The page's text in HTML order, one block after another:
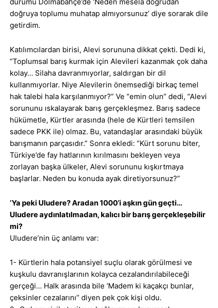
doğruya toplumu muhatap almıyorsunuz’ diye sorarak dile
getirdim.
Katılımcılardan birisi, Alevi sorununa dikkat çekti. Dedi ki,
“Toplumsal barış kurmak için Alevileri kazanmak çok daha
kolay… Silaha davranmıyorlar, saldırgan bir dil
kullanmıyorlar. Niye Alevilerin önemsediği birkaç temel
hak talebi hala karşılanmıyor?” Ve “emin olun” dedi, “Alevi
sorununu ıskalayarak barış gerçekleşmez. Barış sadece
hükümetle, Kürtler arasında (hele de Kürtleri temsilen
sadece PKK ile) olmaz. Bu, vatandaşlar arasındaki büyük
barışmanın parçasıdır.” Sonra ekledi: “Kürt sorunu biter,
Türkiye’de fay hatlarının kırılmasını bekleyen veya
zorlayan başka ülkeler, Alevi sorununu kışkırtmaya
başlarlar. Neden bu konuda ayak diretiyorsunuz?”
‘Ya peki Uludere? Aradan 1000’i aşkın gün geçti…
Uludere aydınlatılmadan, kalıcı bir barış gerçekleşebilir
mi?
Uludere’nin üç anlamı var:
1- Kürtlerin hala potansiyel suçlu olarak görülmesi ve
kuşkulu davranışlarının kolayca cezalandırılabileceği
gerçeği… Halk arasında bile ‘Madem ki kaçakçı bunlar,
çeksinler cezalarını’’ diyen pek çok kişi oldu.